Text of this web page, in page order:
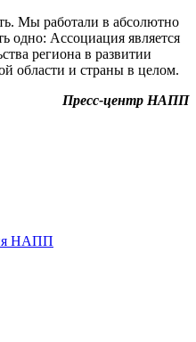
Мы работали в абсолютно
одно: Ассоциация является
региона в развитии
области и страны в целом.
Пресс-центр НАПП
НАПП